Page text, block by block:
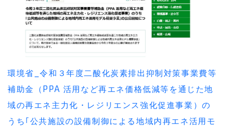
環境省_令和３年度二酸化炭素排出抑制対策事業費等
補助金（PPA 活用など再エネ価格低減等を通じた地
域の再エネ主力化・レジリエンス強化促進事業）の
うち｢公共施設の設備制御による地域内再エネ活用モ